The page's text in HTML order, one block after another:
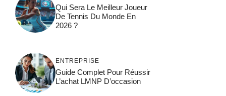
Qui Sera Le Meilleur Joueur
De Tennis Du Monde En
2026 ?
ENTREPRISE
Guide Complet Pour Réussir
L’achat LMNP D’occasion